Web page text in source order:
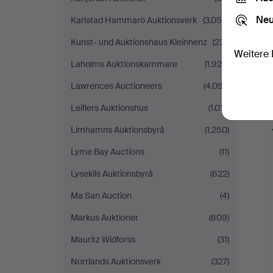
Karlstad Hammarö Auktionsverk (3.055)
Kunst- und Auktionshaus Kleinhenz (231)
Laholms Auktionskammare
(1.929)
Lawrences Auctioneers
(4.097)
Leiflers Auktionshus
(1.017)
Limhamns Auktionsbyrå
(1.250)
Lyme Bay Auctions
(11)
Lysekils Auktionsbyrå
(622)
Ma San Auction
(4)
Markus Auktioner
(609)
Mauritz Widforss
(31)
Norrlands Auktionsverk
(327)
Weitere